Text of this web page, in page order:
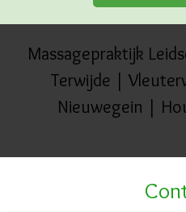
Massagepraktijk
Terwijde |
Nieuwegein |